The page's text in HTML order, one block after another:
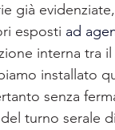
già
esposti ad
interna tra
installato
senza
turno serale